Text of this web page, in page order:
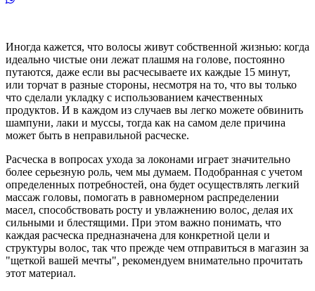
Иногда кажется, что волосы живут собственной жизнью: когда
идеально чистые они лежат плашмя на голове, постоянно
путаются, даже если вы расчесываете их каждые 15 минут,
или торчат в разные стороны, несмотря на то, что вы только
что сделали укладку с использованием качественных
продуктов. И в каждом из случаев вы легко можете обвинить
шампуни, лаки и муссы, тогда как на самом деле причина
может быть в неправильной расческе.
Расческа в вопросах ухода за локонами играет значительно
более серьезную роль, чем мы думаем. Подобранная с учетом
определенных потребностей, она будет осуществлять легкий
массаж головы, помогать в равномерном распределении
масел, способствовать росту и увлажнению волос, делая их
сильными и блестящими. При этом важно понимать, что
каждая расческа предназначена для конкретной цели и
структуры волос, так что прежде чем отправиться в магазин за
"щеткой вашей мечты", рекомендуем внимательно прочитать
этот материал.